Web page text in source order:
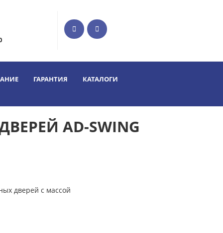
ГАРАНТИЯ КАТАЛОГИ
AD-SWING
дверей с массой